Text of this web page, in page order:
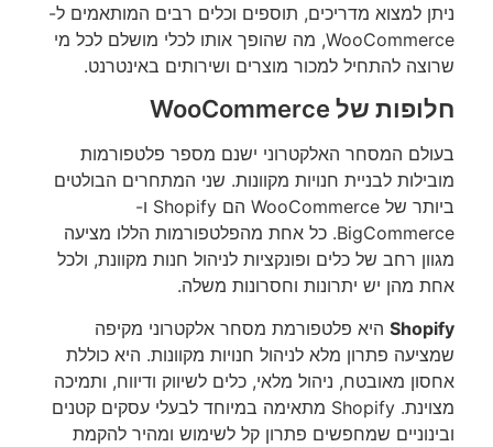
ניתן למצוא מדריכים, תוספים וכלים רבים המותאמים ל-
WooCommerce, מה שהופך אותו לכלי מושלם לכל מי
שרוצה להתחיל למכור מוצרים ושירותים באינטרנט.
חלופות של WooCommerce
בעולם המסחר האלקטרוני ישנם מספר פלטפורמות
מובילות לבניית חנויות מקוונות. שני המתחרים הבולטים
ביותר של WooCommerce הם Shopify ו-
BigCommerce. כל אחת מהפלטפורמות הללו מציעה
מגוון רחב של כלים ופונקציות לניהול חנות מקוונת, ולכל
אחת מהן יש יתרונות וחסרונות משלה.
Shopify היא פלטפורמת מסחר אלקטרוני מקיפה
שמציעה פתרון מלא לניהול חנויות מקוונות. היא כוללת
אחסון מאובטח, ניהול מלאי, כלים לשיווק ודיווח, ותמיכה
מצוינת. Shopify מתאימה במיוחד לבעלי עסקים קטנים
ובינוניים שמחפשים פתרון קל לשימוש ומהיר להקמת